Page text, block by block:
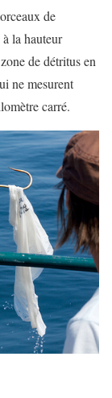
de
la hauteur
de détritus en
ne mesurent
carré.